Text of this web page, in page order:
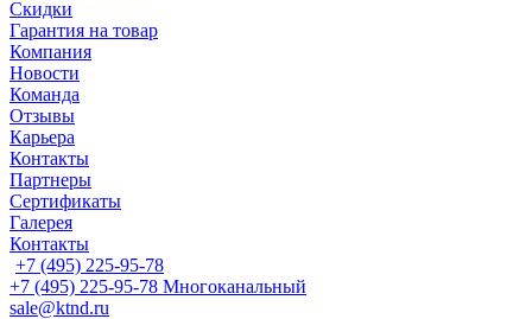
Скидки
Гарантия на товар
Компания
Новости
Команда
Отзывы
Карьера
Контакты
Партнеры
Сертификаты
Галерея
Контакты
+7 (495) 225-95-78
+7 (495) 225-95-78 Многоканальный
sale@ktnd.ru